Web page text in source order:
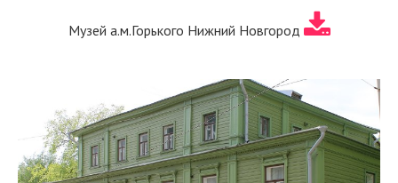
Музей а.м.Горького Нижний Новгород